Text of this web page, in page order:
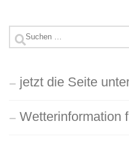
Suchen
jetzt die Seite
Wetterinformation